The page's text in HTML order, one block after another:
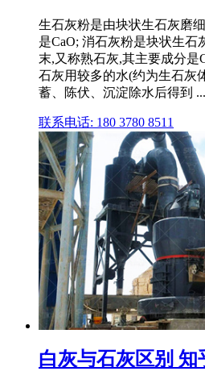
生石灰粉是由块状生石灰磨
是CaO; 消石灰粉是块状生
末,又称熟石灰,其主要成分是
石灰用较多的水(约为生石灰
蓄、陈伏、沉淀除水后得到 ...
联系电话: 180 3780 8511
白灰与石灰区别 知